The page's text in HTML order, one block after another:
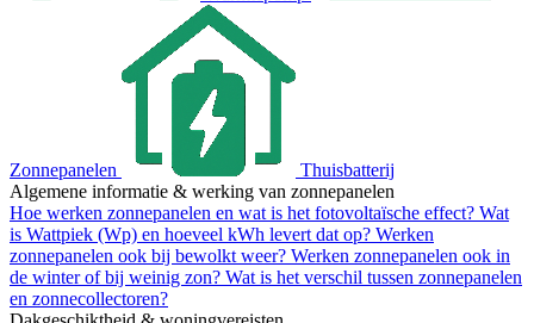
Zonnepanelen
Thuisbatterij
Algemene informatie & werking van zonnepanelen
Hoe werken zonnepanelen en wat is het fotovoltaïsche effect? Wat
is Wattpiek (Wp) en hoeveel kWh levert dat op? Werken
zonnepanelen ook bij bewolkt weer? Werken zonnepanelen ook in
de winter of bij weinig zon? Wat is het verschil tussen zonnepanelen
en zonnecollectoren?